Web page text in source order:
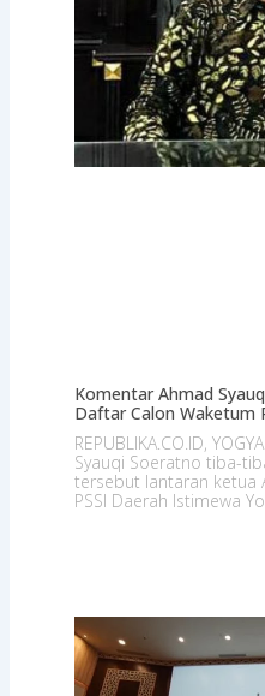
Komentar Ahmad
Daftar Calon Waketum
REPUBLIKA.CO.ID,
Syauqi Soeratno tiba-
tersebut lantaran ketua
PSSI Daerah Istimewa